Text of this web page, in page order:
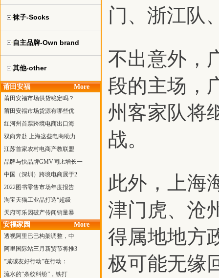
袜子-Socks
自主品牌-Own brand
其他-other
莆田安福 More
莆田安福市场供货稳定吗？
莆田安福市场货源有哪些优
红河州首票跨境电商出口海
双向奔赴 上海这些电商助力
江苏首家农村电商产教联盟
品牌与快品牌GMV同比增长一
中国（深圳）跨境电商展于2
2022图书零售市场年度报告
淘宝天猫工业品打造“超级
天府可乐因破产传闻销量暴
安福家园 More
透视阿里巴巴构架调整，中
阿里国际站三月新贸节将推3
“减碳友好行动”在行动：
流水的“条纹纠纷”，铁打
门、浙江队
不出意外，
段的主场，
州客家队将
战。
此外，上海
津门虎、沧
得属地地方
极可能无缘